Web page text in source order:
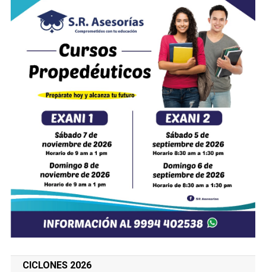
CICLONES 2026